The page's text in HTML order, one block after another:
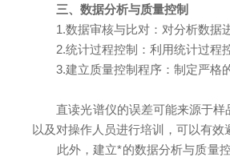
三、数据分析与质量控制
1.数据审核与比对：对分析数据进
2.统计过程控制：利用统计过程控
3.建立质量控制程序：制定严格的
直读光谱仪的误差可能来源于样品
以及对操作人员进行培训，可以有效
此外，建立*的数据分析与质量控